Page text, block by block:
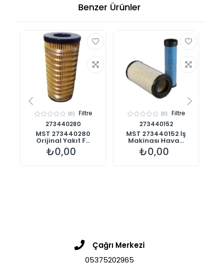
Benzer Ürünler
(0)
Filtre
273440280
MST 273440280
Orijinal Yakıt F...
₺0,00
(0)
Filtre
273440152
MST 273440152 İş
Makinası Hava...
₺0,00
Çağrı Merkezi
05375202965